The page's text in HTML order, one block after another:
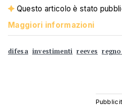
Questo articolo è stato
Maggiori informazioni
difesa investimenti reeves